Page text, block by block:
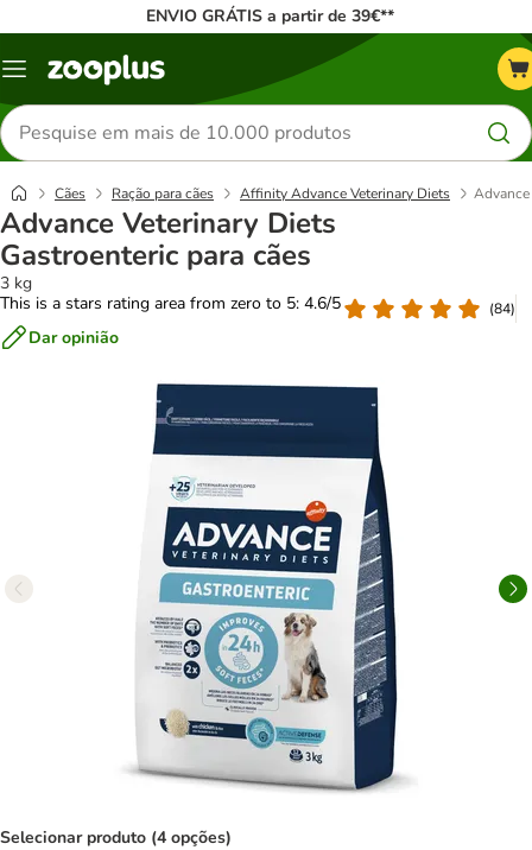
ENVIO GRÁTIS a partir de 39€**
Menu
Pesquisar
produtos
Cães Ração para cães Affinity Advance Veterinary Diets
Advance Veterinary Diets
Gastroenteric para cães
3 kg
This is a stars rating area from zero to 5: 4.6/5
(84)
Dar opinião
Selecionar produto (4 opções)